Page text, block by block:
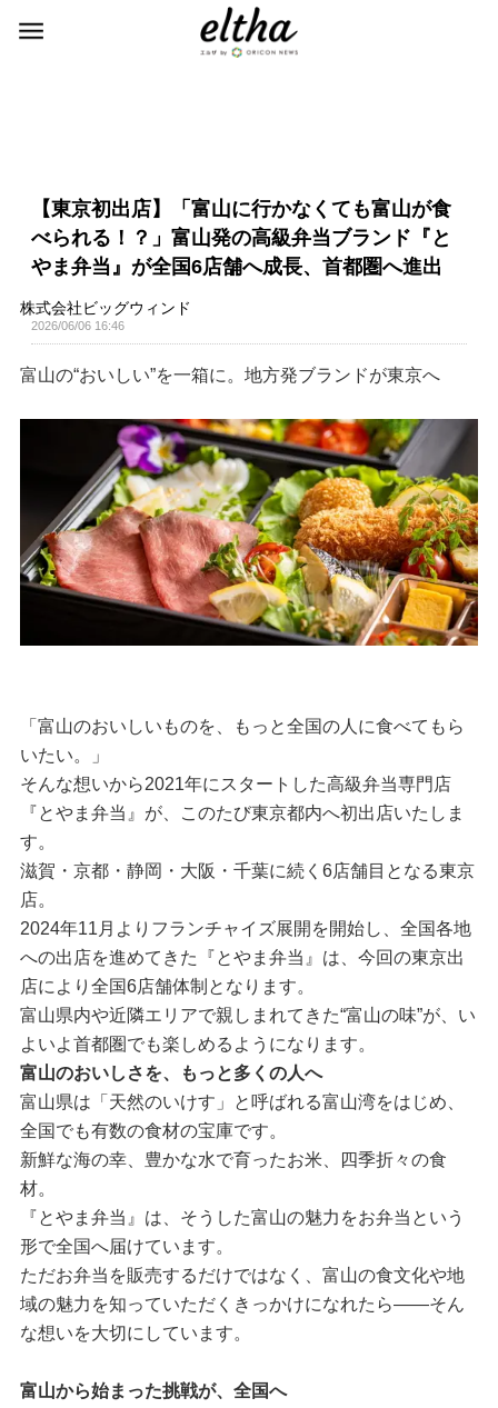
【東京初出店】「富山に行かなくても富山が食
べられる！？」富山発の高級弁当ブランド『と
やま弁当』が全国6店舗へ成長、首都圏へ進出
株式会社ビッグウィンド
2026/06/06 16:46
富山の“おいしい”を一箱に。地方発ブランドが東京へ
「富山のおいしいものを、もっと全国の人に食べてもら
いたい。」
そんな想いから2021年にスタートした高級弁当専門店
『とやま弁当』が、このたび東京都内へ初出店いたしま
す。
滋賀・京都・静岡・大阪・千葉に続く6店舗目となる東京
店。
2024年11月よりフランチャイズ展開を開始し、全国各地
への出店を進めてきた『とやま弁当』は、今回の東京出
店により全国6店舗体制となります。
富山県内や近隣エリアで親しまれてきた“富山の味”が、い
よいよ首都圏でも楽しめるようになります。
富山のおいしさを、もっと多くの人へ
富山県は「天然のいけす」と呼ばれる富山湾をはじめ、
全国でも有数の食材の宝庫です。
新鮮な海の幸、豊かな水で育ったお米、四季折々の食
材。
『とやま弁当』は、そうした富山の魅力をお弁当という
形で全国へ届けています。
ただお弁当を販売するだけではなく、富山の食文化や地
域の魅力を知っていただくきっかけになれたら――そん
な想いを大切にしています。
富山から始まった挑戦が、全国へ